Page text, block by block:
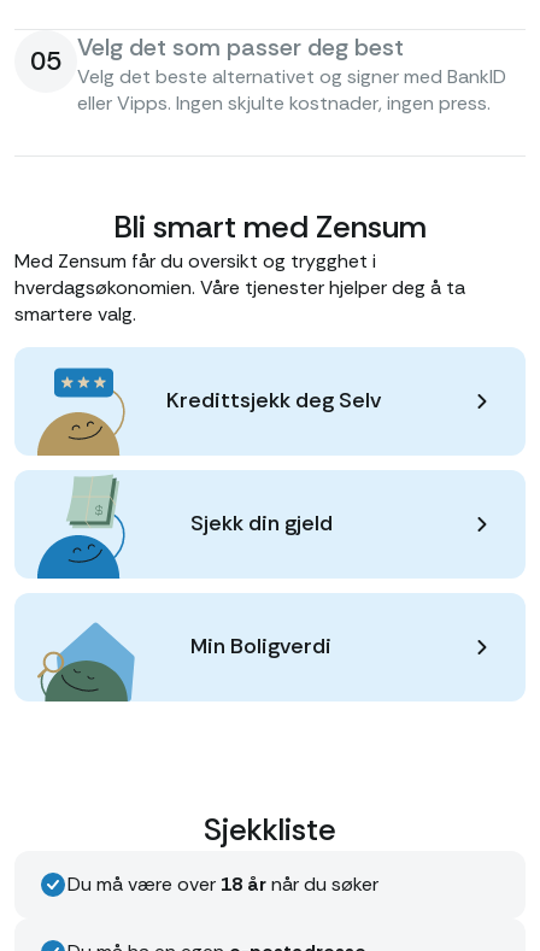
05 Velg det som passer deg best
Velg det beste alternativet og signer med BankID
eller Vipps. Ingen skjulte kostnader, ingen press.
Bli smart med Zensum
Med Zensum får du oversikt og trygghet i
hverdagsøkonomien. Våre tjenester hjelper deg å ta
smartere valg.
Kredittsjekk deg Selv
Sjekk din gjeld
Min Boligverdi
Sjekkliste
Du må være over 18 årnår du søker